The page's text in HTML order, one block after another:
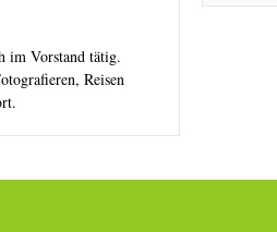
im Vorstand tätig.
Reisen